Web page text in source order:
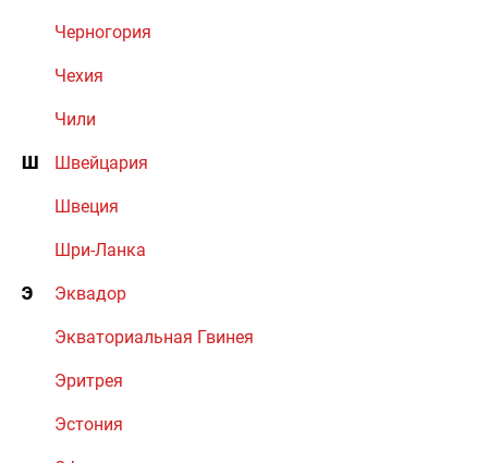
Черногория
Чехия
Чили
Ш Швейцария
Швеция
Шри-Ланка
Э Эквадор
Экваториальная Гвинея
Эритрея
Эстония